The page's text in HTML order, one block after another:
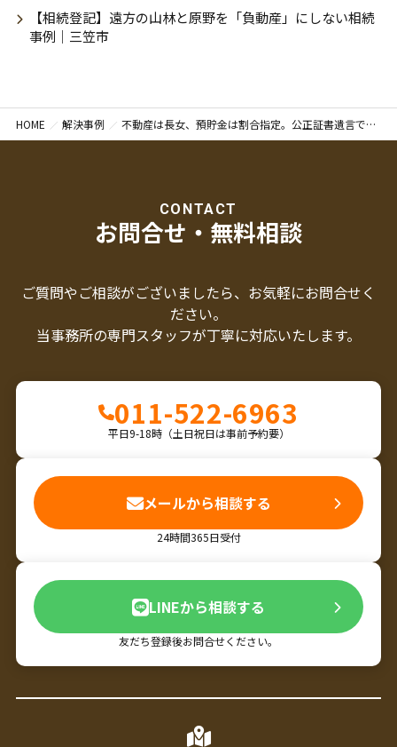
【相続登記】遠方の山林と原野を「負動産」にしない相続
事例｜三笠市
HOME 解決事例 不動産は長女、預貯金は割合指定。公正証書遺言で承継内容を明確にした解決事例｜小樽市
CONTACT
お問合せ・無料相談
ご質問やご相談がございましたら、お気軽にお問合せく
ださい。
当事務所の専門スタッフが丁寧に対応いたします。
011-522-6963
平日9-18時（土日祝日は事前予約要）
メールから相談する
24時間365日受付
LINEから相談する
友だち登録後お問合せください。